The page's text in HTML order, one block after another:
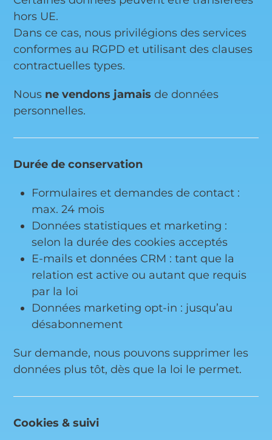
hors UE.
Dans ce cas, nous privilégions des services
conformes au RGPD et utilisant des clauses
contractuelles types.
Nous ne vendons jamais de données
personnelles.
Durée de conservation
Formulaires et demandes de contact :
max. 24 mois
Données statistiques et marketing :
selon la durée des cookies acceptés
E-mails et données CRM : tant que la
relation est active ou autant que requis
par la loi
Données marketing opt-in : jusqu’au
désabonnement
Sur demande, nous pouvons supprimer les
données plus tôt, dès que la loi le permet.
Cookies & suivi